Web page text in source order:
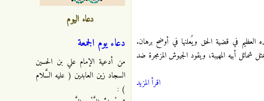
في قضية الحق ويُعلنها في أوضح برهان.
أبيه المهيبة، ويقود الجيوش المزمجرة ضد
اقرأ المزيد
دعاء اليوم
دعاء يوم الجمعة
من أدعية الإمام علي بن الحسين
السجاد زين العابدين ( عليه السَّلام
) :